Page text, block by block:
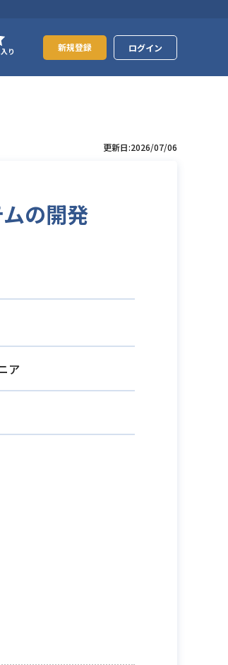
り 新規登録 ログイン
更新日:2026/07/06
の開発
ア